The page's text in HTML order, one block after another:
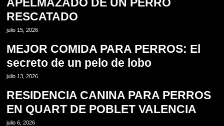
RESCATADO
julio 15, 2026
MEJOR COMIDA PARA PERROS: El
secreto de un pelo de lobo
julio 13, 2026
RESIDENCIA CANINA PARA PERROS
EN QUART DE POBLET VALENCIA
julio 6, 2026